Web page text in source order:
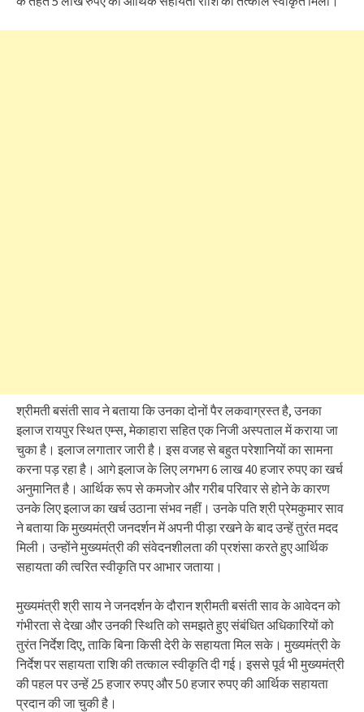
श्रीमती बसंती साव ने बताया कि उनका दोनों पैर लकवाग्रस्त है, उनका
इलाज रायपुर स्थित एम्स, मेकाहारा सहित एक निजी अस्पताल में कराया जा
चुका है। इलाज लगातार जारी है। इस वजह से बहुत परेशानियों का सामना
करना पड़ रहा है। आगे इलाज के लिए लगभग 6 लाख 40 हजार रुपए का खर्च
अनुमानित है। आर्थिक रूप से कमजोर और गरीब परिवार से होने के कारण
उनके लिए इलाज का खर्च उठाना संभव नहीं। उनके पति श्री प्रेमकुमार साव
ने बताया कि मुख्यमंत्री जनदर्शन में अपनी पीड़ा रखने के बाद उन्हें तुरंत मदद
मिली। उन्होंने मुख्यमंत्री की संवेदनशीलता की प्रशंसा करते हुए आर्थिक
सहायता की त्वरित स्वीकृति पर आभार जताया।
मुख्यमंत्री श्री साय ने जनदर्शन के दौरान श्रीमती बसंती साव के आवेदन को
गंभीरता से देखा और उनकी स्थिति को समझते हुए संबंधित अधिकारियों को
तुरंत निर्देश दिए, ताकि बिना किसी देरी के सहायता मिल सके। मुख्यमंत्री के
निर्देश पर सहायता राशि की तत्काल स्वीकृति दी गई। इससे पूर्व भी मुख्यमंत्री
की पहल पर उन्हें 25 हजार रुपए और 50 हजार रुपए की आर्थिक सहायता
प्रदान की जा चुकी है।